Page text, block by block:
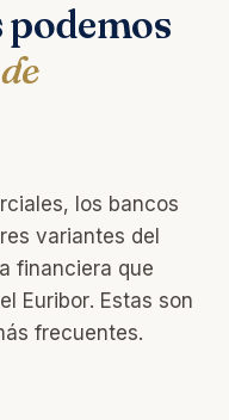
los bancos
variantes del
financiera que
Euribor. Estas son
frecuentes.